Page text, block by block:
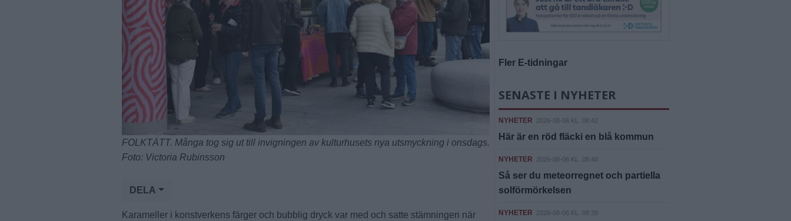
FOLKTÄTT. Många tog sig ut till invigningen av kulturhusets nya utsmyckning i onsdags.
Foto: Victoria Rubinsson
DELA
Karameller i konstverkens färger och bubblig dryck var med och satte stämningen när
Fler E-tidningar
SENASTE I NYHETER
NYHETER 2026-08-06 KL. 08:42
Här är en röd fläcki en blå kommun
NYHETER 2026-08-06 KL. 08:40
Så ser du meteorregnet och partiella
solförmörkelsen
NYHETER 2026-08-06 KL. 08:39